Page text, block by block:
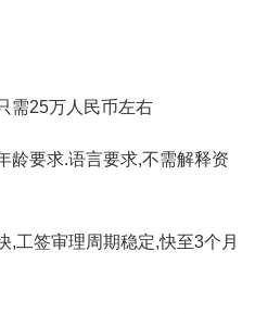
需25万人民币左右
龄要求.语言要求,不需解释资
,工签审理周期稳定,快至3个月